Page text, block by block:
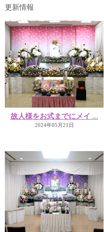
更新情報
故人様をお式までにメイ ...
2024年05月21日